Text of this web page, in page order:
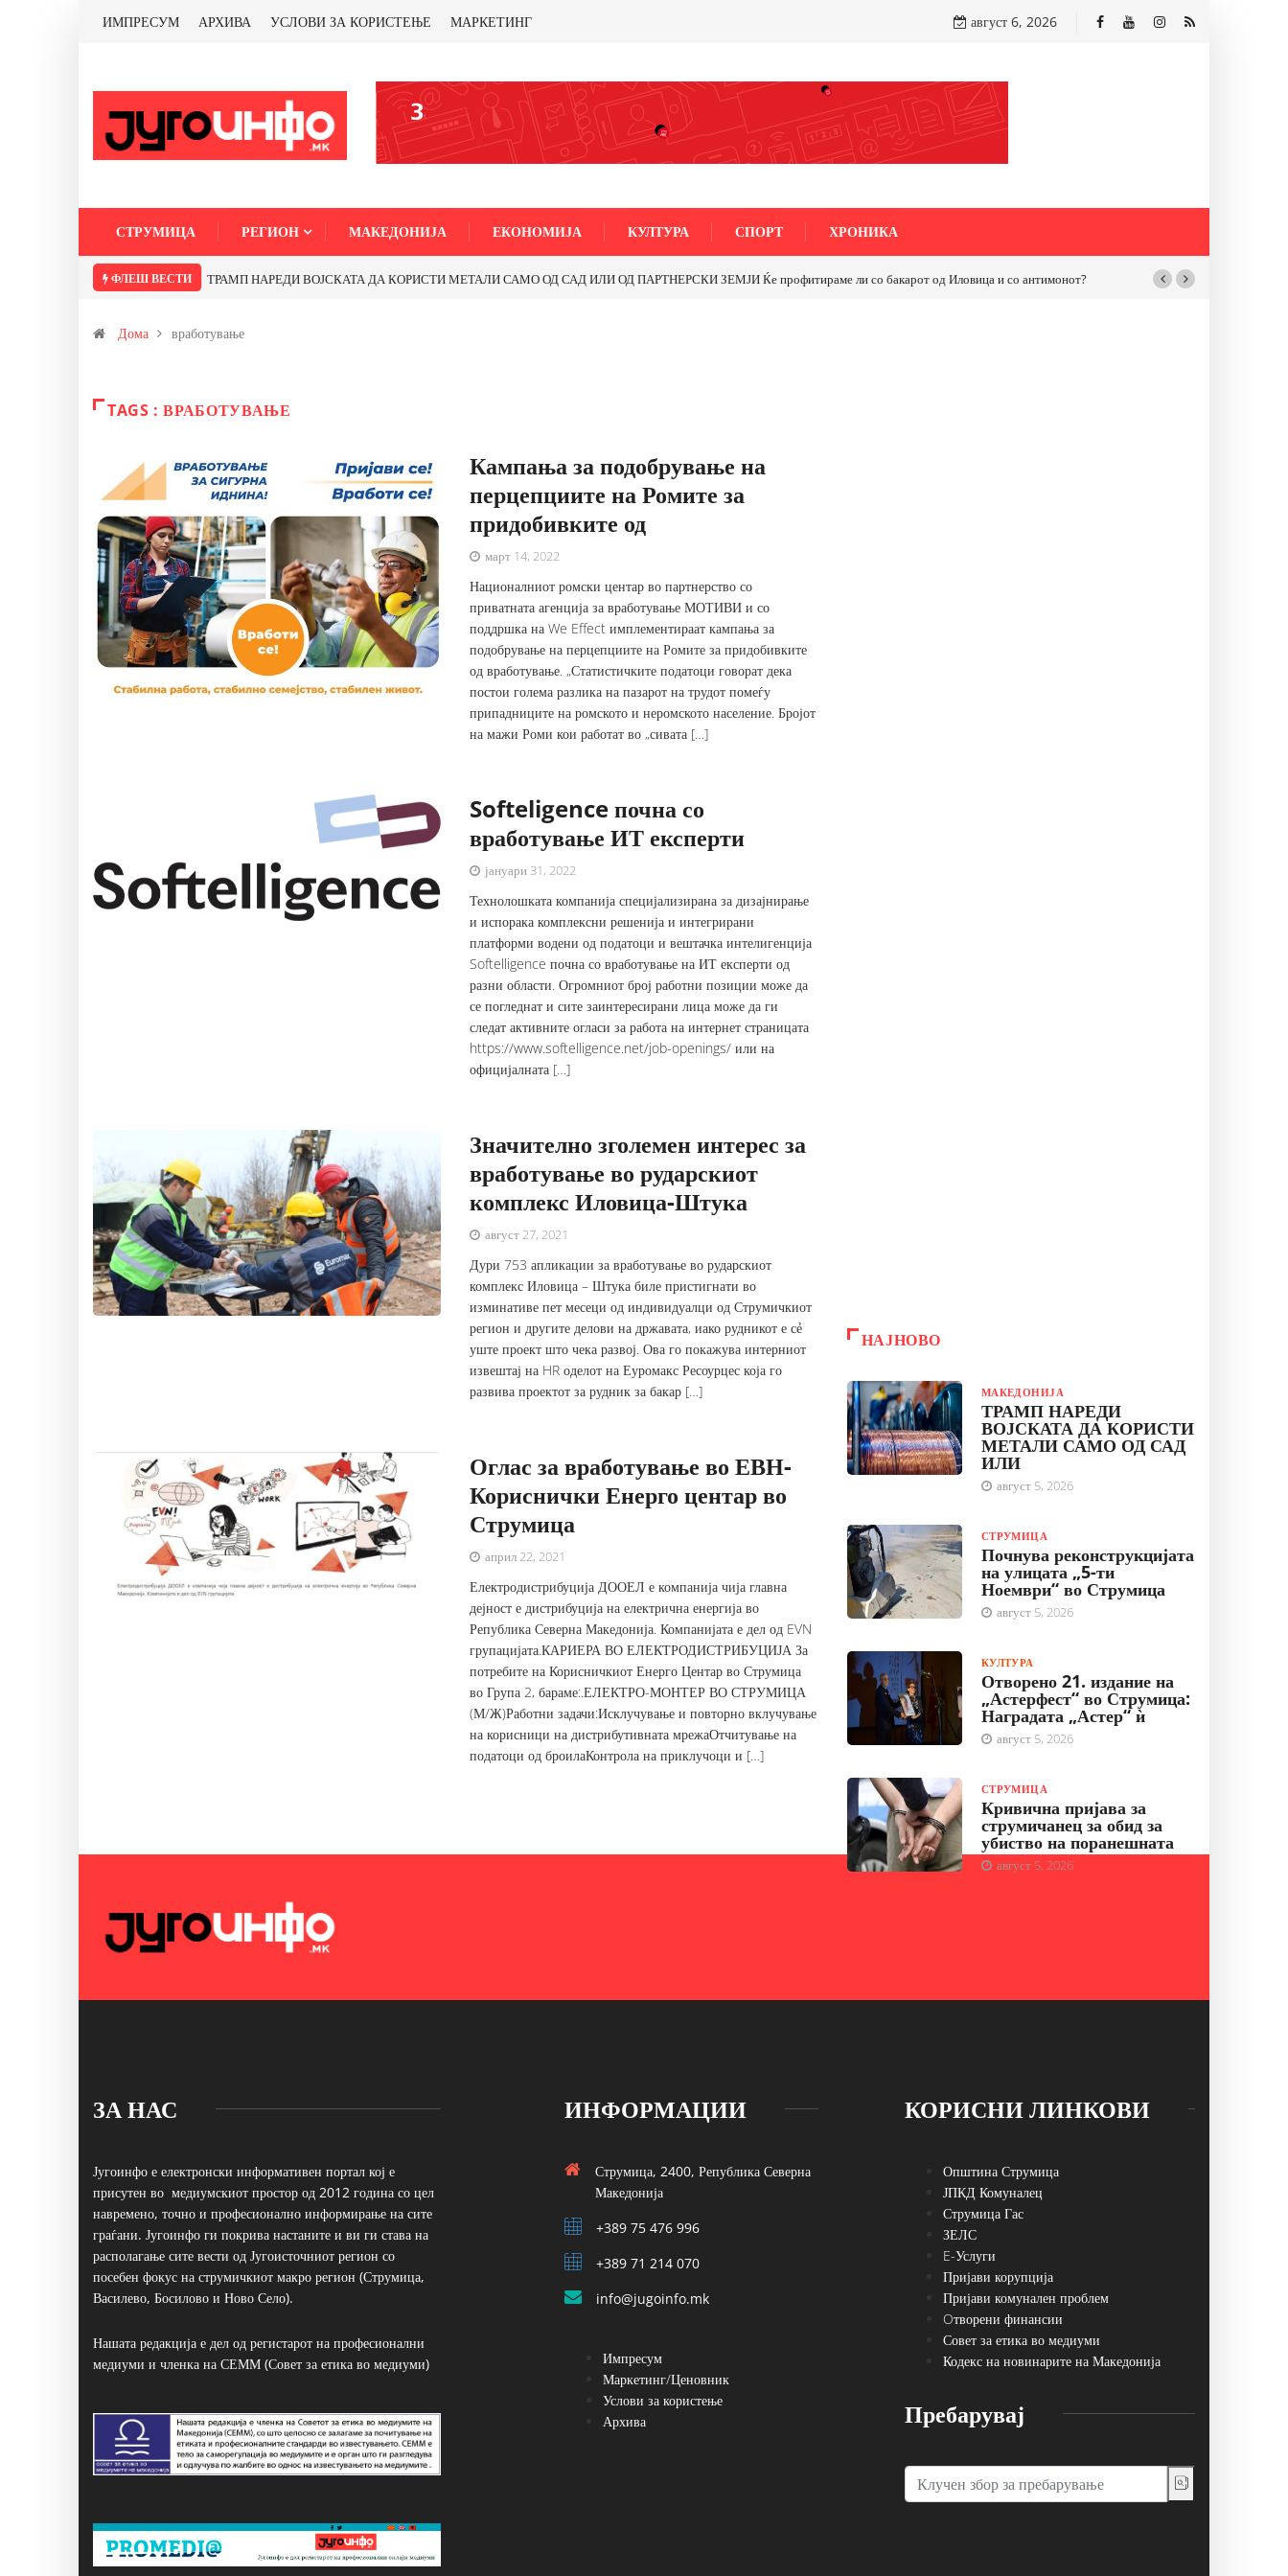
ИМПРЕСУМ АРХИВА УСЛОВИ ЗА КОРИСТЕЊЕ МАРКЕТИНГ август 6, 2026
СТРУМИЦА РЕГИОН МАКЕДОНИЈА ЕКОНОМИЈА КУЛТУРА СПОРТ ХРОНИКА
ФЛЕШ ВЕСТИ ТРАМП НАРЕДИ ВОЈСКАТА ДА КОРИСТИ МЕТАЛИ САМО ОД САД ИЛИ ОД ПАРТНЕРСКИ ЗЕМЈИ Ќе профитираме ли со бакарот од Иловица и со антимонот? Почнува реконструкцијата на
Дома вработување
TAGS : ВРАБОТУВАЊЕ
Кампања за подобрување на
перцепциите на Ромите за
придобивките од
март 14, 2022
Националниот ромски центар во партнерство со
приватната агенција за вработување МОТИВИ и со
поддршка на We Effect имплементираат кампања за
подобрување на перцепциите на Ромите за придобивките
од вработување. „Статистичките податоци говорат дека
постои голема разлика на пазарот на трудот помеѓу
припадниците на ромското и неромското население. Бројот
на мажи Роми кои работат во „сивата […]
Softeligence почна со
вработување ИТ експерти
јануари 31, 2022
Технолошката компанија специјализирана за дизајнирање
и испорака комплексни решенија и интегрирани
платформи водени од податоци и вештачка интелигенција
Softelligence почна со вработување на ИТ експерти од
разни области. Огромниот број работни позиции може да
се погледнат и сите заинтересирани лица може да ги
следат активните огласи за работа на интернет страницата
https://www.softelligence.net/job-openings/ или на
официјалната […]
Значително зголемен интерес за
вработување во рударскиот
комплекс Иловица-Штука
август 27, 2021
Дури 753 апликации за вработување во рударскиот
комплекс Иловица – Штука биле пристигнати во
изминативе пет месеци од индивидуалци од Струмичкиот
регион и другите делови на државата, иако рудникот е сẻ
уште проект што чека развој. Ова го покажува интерниот
извештај на HR оделот на Еуромакс Ресоурцес која го
развива проектот за рудник за бакар […]
Оглас за вработување во ЕВН-
Кориснички Енерго центар во
Струмица
април 22, 2021
Електродистрибуција ДООЕЛ е компанија чија главна
дејност е дистрибуција на електрична енергија во
Република Северна Македонија. Компанијата е дел од EVN
групацијата.КАРИЕРА ВО ЕЛЕКТРОДИСТРИБУЦИЈА За
потребите на Корисничкиот Енерго Центар во Струмица
во Група 2, бараме:.ЕЛЕКТРО-МОНТЕР ВО СТРУМИЦА
(М/Ж)Работни задачи:Исклучување и повторно вклучување
на корисници на дистрибутивната мрежаОтчитување на
податоци од броилаКонтрола на приклучоци и […]
НАЈНОВО
МАКЕДОНИЈА
ТРАМП НАРЕДИ
ВОЈСКАТА ДА КОРИСТИ
МЕТАЛИ САМО ОД САД
ИЛИ
август 5, 2026
СТРУМИЦА
Почнува реконструкцијата
на улицата „5-ти
Ноември“ во Струмица
август 5, 2026
КУЛТУРА
Отворено 21. издание на
„Астерфест“ во Струмица:
Наградата „Астер“ ѝ
август 5, 2026
СТРУМИЦА
Кривична пријава за
струмичанец за обид за
убиство на поранешната
август 5, 2026
ЗА НАС
Југоинфо е електронски информативен портал кој е
присутен во медиумскиот простор од 2012 година со цел
навремено, точно и професионално информирање на сите
граѓани. Југоинфо ги покрива настаните и ви ги става на
располагање сите вести од Југоисточниот регион со
посебен фокус на струмичкиот макро регион (Струмица,
Василево, Босилово и Ново Село).
Нашата редакција е дел од регистарот на професионални
медиуми и членка на СЕММ (Совет за етика во медиуми)
ИНФОРМАЦИИ
Струмица, 2400, Република Северна
Македонија
+389 75 476 996
+389 71 214 070
info@jugoinfo.mk
Импресум
Маркетинг/Ценовник
Услови за користење
Архива
КОРИСНИ ЛИНКОВИ
Општина Струмица
ЈПКД Комуналец
Струмица Гас
ЗЕЛС
E-Услуги
Пријави корупција
Пријави комунален проблем
Oтворени финансии
Совет за етика во медиуми
Кодекс на новинарите на Македонија
Пребарувај